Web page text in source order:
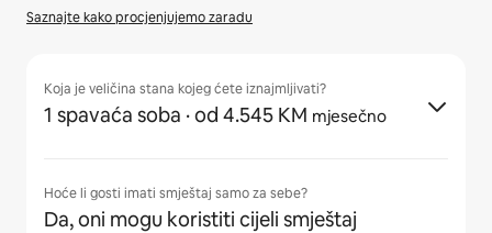
Saznajte kako procjenjujemo zaradu
Koja je veličina stana kojeg ćete iznajmljivati?
1 spavaća soba · od 4.545 KM mjesečno
Hoće li gosti imati smještaj samo za sebe?
Da, oni mogu koristiti cijeli smještaj